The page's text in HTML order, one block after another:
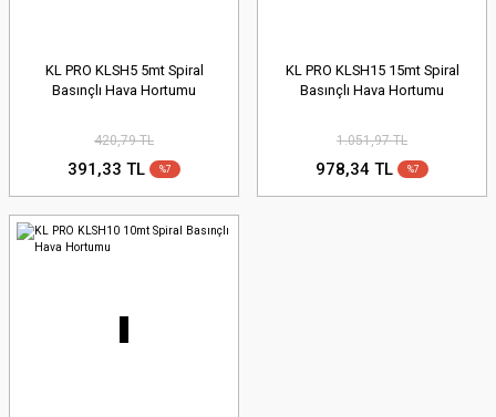
KL PRO KLSH5 5mt Spiral
Basınçlı Hava Hortumu
420,79 TL
391,33 TL %7
KL PRO KLSH15 15mt Spiral
Basınçlı Hava Hortumu
1.051,97 TL
978,34 TL %7